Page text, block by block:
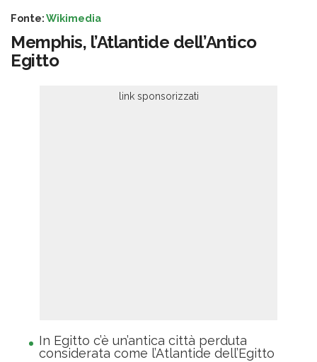
Fonte:Wikimedia
Memphis, l’Atlantide dell’Antico
Egitto
In Egitto c’è un’antica città perduta
considerata come l’Atlantide dell’Egitto